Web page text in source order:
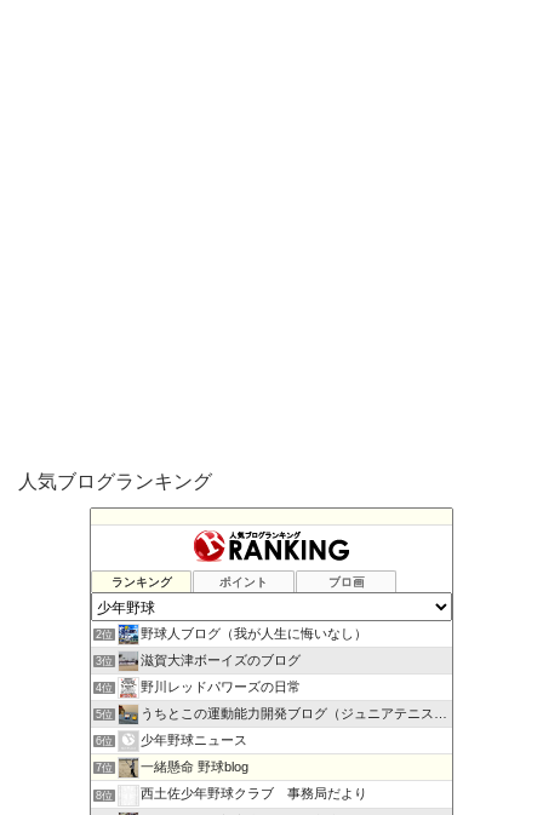
人気ブログランキング
ランキング ポイント ブロ画
1位 少年野球「晴耕雨読」BLOG
2位 野球人ブログ（我が人生に悔いなし）
3位 滋賀大津ボーイズのブログ
4位 野川レッドパワーズの日常
5位 うちとこの運動能力開発ブログ（ジュニアテニス&少年野球編）
6位 少年野球ニュース
7位 一緒懸命 野球blog
8位
西土佐少年野球クラブ 事務局だより